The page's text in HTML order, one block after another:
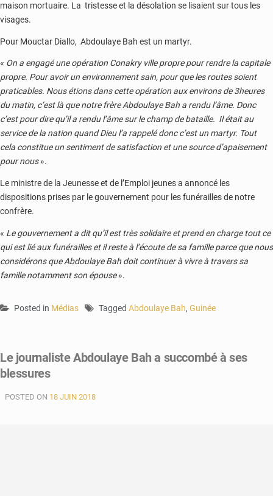
maison mortuaire. La tristesse et la désolation se lisaient sur tous les
visages.
Pour Mouctar Diallo, Abdoulaye Bah est un martyr.
« On a engagé une opération Conakry ville propre pour rendre la capitale
propre. Pour avoir un environnement sain, pour que les routes soient
praticables. Nous étions dans cette opération aux environs de 3heures
du matin, c’est là que notre frère Abdoulaye Bah a rendu l’âme. Donc
c’est pour dire qu’il a rendu l’âme sur le champ de bataille. Il était au
service de la nation quand Dieu l’a rappelé donc c’est un martyr. Tout
cela constitue un sentiment de satisfaction et une source d’apaisement
pour nous».
Le ministre de la Jeunesse et de l’Emploi jeunes a annoncé les
dispositions prises par le gouvernement pour les funérailles de notre
confrère.
« Le gouvernement a dit qu’il est très solidaire et prend en charge tout ce
qui est lié aux funérailles et il reste à l’écoute de sa famille parce que nous
considérons que Abdoulaye Bah doit continuer à vivre à travers sa
famille notamment son épouse».
Posted in Médias Tagged Abdoulaye Bah, Guinée
Le journaliste Abdoulaye Bah a succombé à ses
blessures
POSTED ON 18 JUIN 2018